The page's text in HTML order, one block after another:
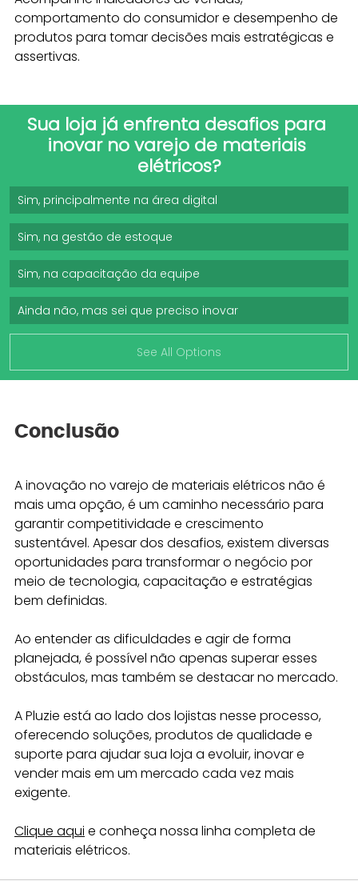
comportamento do consumidor e desempenho de
produtos para tomar decisões mais estratégicas e
assertivas.
Sua loja já enfrenta desafios para
inovar no varejo de materiais
elétricos?
Sim, principalmente na área digital
Sim, na gestão de estoque
Sim, na capacitação da equipe
Ainda não, mas sei que preciso inovar
See All Options
Conclusão
A inovação no varejo de materiais elétricos não é
mais uma opção, é um caminho necessário para
garantir competitividade e crescimento
sustentável. Apesar dos desafios, existem diversas
oportunidades para transformar o negócio por
meio de tecnologia, capacitação e estratégias
bem definidas.
Ao entender as dificuldades e agir de forma
planejada, é possível não apenas superar esses
obstáculos, mas também se destacar no mercado.
A Pluzie está ao lado dos lojistas nesse processo,
oferecendo soluções, produtos de qualidade e
suporte para ajudar sua loja a evoluir, inovar e
vender mais em um mercado cada vez mais
exigente.
Clique aqui e conheça nossa linha completa de
materiais elétricos.